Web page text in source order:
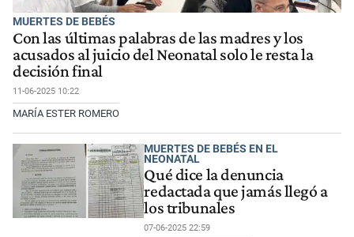
MUERTES DE BEBÉS
Con las últimas palabras de las madres y los
acusados al juicio del Neonatal solo le resta la
decisión final
11-06-2025 10:22
MARÍA ESTER ROMERO
MUERTES DE BEBÉS EN EL
NEONATAL
Qué dice la denuncia
redactada que jamás llegó a
los tribunales
07-06-2025 22:59